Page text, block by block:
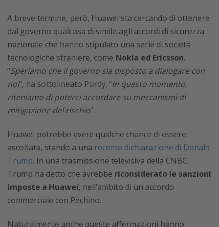
A breve termine, però, Huawei sta cercando di ottenere
dal governo qualcosa di simile agli accordi di sicurezza
nazionale che hanno stipulato una serie di società
tecnologiche straniere, come Nokia ed Ericsson.
“Speriamo che il governo sia disposto a dialogare con
noi”, ha sottolineato Purdy. “In questo momento,
riteniamo di poterci accordare su meccanismi di
mitigazione del rischio”.
Huawei potrebbe avere qualche chance di essere
ascoltata, stando a una recente dichiarazione di Donald
Trump. In una trasmissione televisiva della CNBC,
Trump ha detto che avrebbe riconsiderato le sanzioni
imposte a Huawei, nell’ambito di un accordo
commerciale con Pechino.
Naturalmente anche queste affermazioni hanno